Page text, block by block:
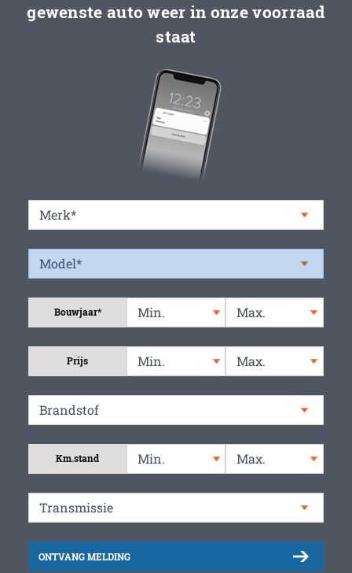
gewenste auto weer in onze voorraad
staat
Bouwjaar*
Prijs
Km.stand
ONTVANG MELDING